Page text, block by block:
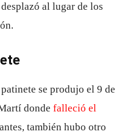
al lugar de los
se produjo el 9 de
donde falleció el
también hubo otro